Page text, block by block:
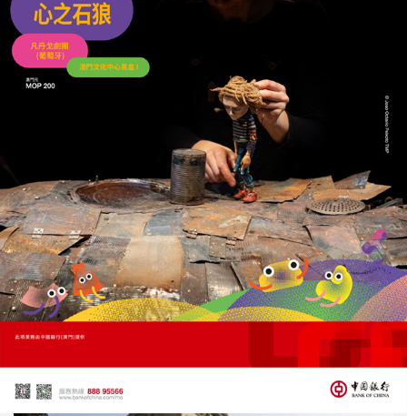
29/05/2026 115930
「澳門記憶」六周年
下半年推多項系列活動展現資訊
01/08/2025